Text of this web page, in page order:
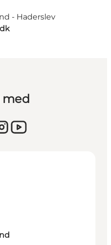
- Haderslev
med